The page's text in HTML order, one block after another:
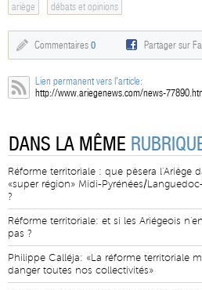
ariège débats et opinions
Commentaires 0 Partager sur
Lien permanent vers l'article:
http://www.ariegenews.com/news-
DANS LA MÊME
Réforme territoriale : que pèsera l'Ariège
«super région» Midi-Pyrénées/
?
Réforme territoriale: et si les Ariégeois
pas ?
Philippe Calléja: «La réforme territoriale
danger toutes nos collectivités»